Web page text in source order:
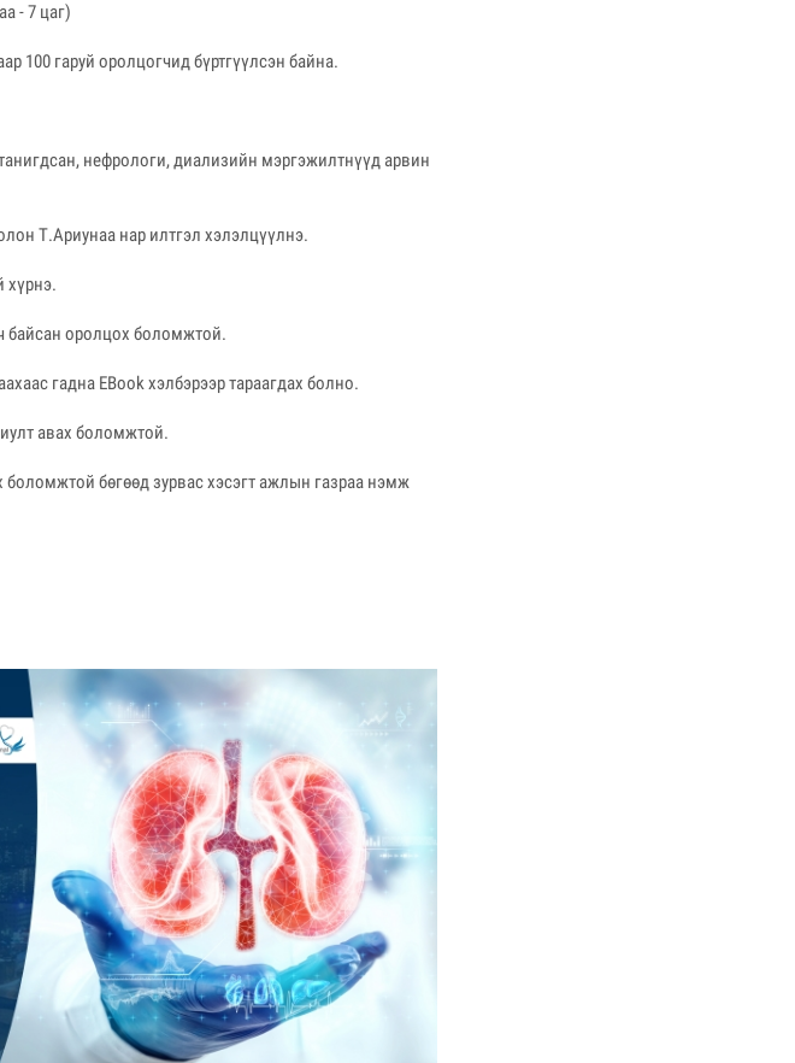
- 7 цаг)
100 гаруй оролцогчид бүртгүүлсэн байна.
нефрологи, диализийн мэргэжилтнүүд арвин
Т.Ариунаа нар илтгэл хэлэлцүүлнэ.
хүрнэ.
байсан оролцох боломжтой.
гадна EBook хэлбэрээр тараагдах болно.
авах боломжтой.
боломжтой бөгөөд зурвас хэсэгт ажлын газраа нэмж